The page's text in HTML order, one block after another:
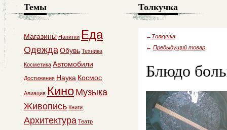
Толкучка
← Толкучка
← Предыдущий товар
Блюдо
Темы
Магазины Напитки Еда
ОдеждаОбувь Техника
Косметика Автомобили
Достижения Наука Космос
Авиация Кино Музыка
Живопись Книги
Архитектура Театр